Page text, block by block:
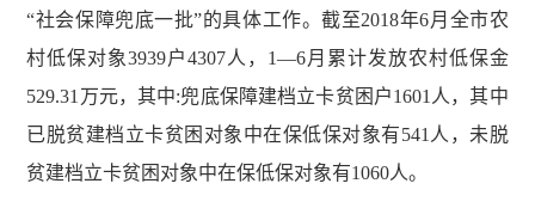
“社会保障兜底一批”的具体工作。截至2018年6月全市农
村低保对象3939户4307人，1—6月累计发放农村低保金
529.31万元，其中:兜底保障建档立卡贫困户1601人，其中
已脱贫建档立卡贫困对象中在保低保对象有541人，未脱
贫建档立卡贫困对象中在保低保对象有1060人。